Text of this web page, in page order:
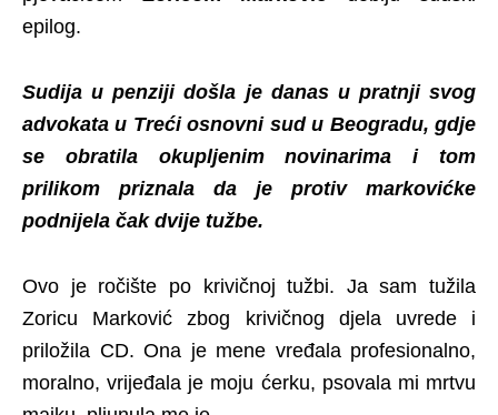
epilog.
Sudija u penziji došla je danas u pratnji svog
advokata u Treći osnovni sud u Beogradu, gdje
se obratila okupljenim novinarima i tom
prilikom priznala da je protiv markovićke
podnijela čak dvije tužbe.
Ovo je ročište po krivičnoj tužbi. Ja sam tužila
Zoricu Marković zbog krivičnog djela uvrede i
priložila CD. Ona je mene vređala profesionalno,
moralno, vrijeđala je moju ćerku, psovala mi mrtvu